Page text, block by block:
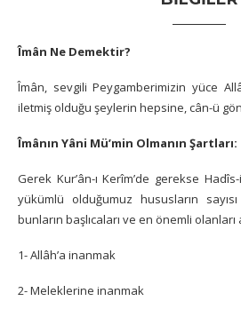
Îmân Ne Demektir?
Îmân, sevgili Peygamberimizin yüce
iletmiş olduğu şeylerin hepsine, cân-ü
Îmânın Yâni Mü’min Olmanın Şartları:
Gerek Kur’ân-ı Kerîm’de gerekse
yükümlü olduğumuz hususların
bunların başlıcaları ve en önemli olanları
1- Allâh’a inanmak
2- Meleklerine inanmak